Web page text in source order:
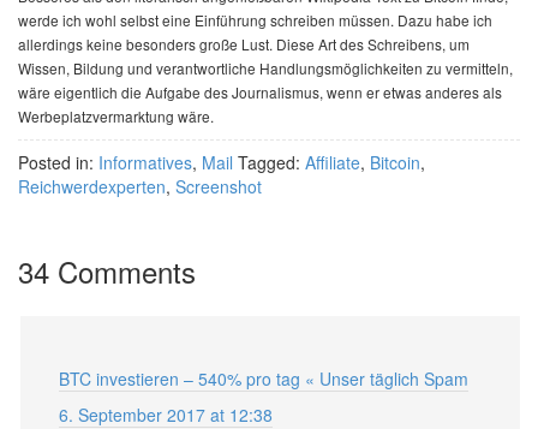
werde ich wohl selbst eine Einführung schreiben müssen. Dazu habe ich
allerdings keine besonders große Lust. Diese Art des Schreibens, um
Wissen, Bildung und verantwortliche Handlungsmöglichkeiten zu vermitteln,
wäre eigentlich die Aufgabe des Journalismus, wenn er etwas anderes als
Werbeplatzvermarktung wäre.
Posted in: Informatives, Mail Tagged: Affiliate, Bitcoin,
Reichwerdexperten, Screenshot
34 Comments
BTC investieren – 540% pro tag « Unser täglich Spam
6. September 2017 at 12:38